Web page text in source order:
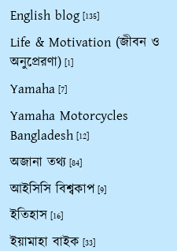
English blog [135]
Life & Motivation (জীবন ও
অনুপ্রেরণা) [1]
Yamaha [7]
Yamaha Motorcycles
Bangladesh [12]
অজানা তথ্য [84]
আইসিসি বিশ্বকাপ [9]
ইতিহাস [16]
ইয়ামাহা বাইক [33]